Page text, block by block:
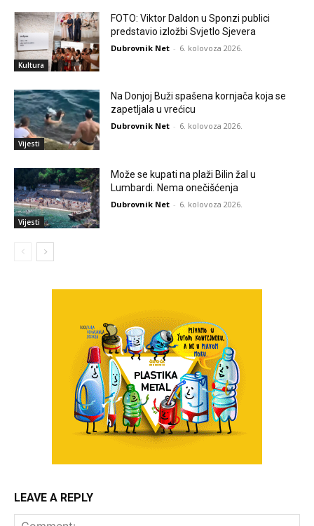
Kultura
FOTO: Viktor Daldon u Sponzi publici
predstavio izložbi Svjetlo Sjevera
Dubrovnik Net - 6. kolovoza 2026.
Vijesti
Na Donjoj Buži spašena kornjača koja se
zapetljala u vrećicu
Dubrovnik Net - 6. kolovoza 2026.
Vijesti
Može se kupati na plaži Bilin žal u
Lumbardi. Nema onečišćenja
Dubrovnik Net - 6. kolovoza 2026.
LEAVE A REPLY